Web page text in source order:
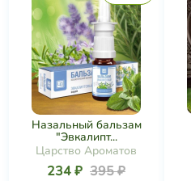
Назальный бальзам
"Эвкалипт...
Царство Ароматов
234 ₽ 395 ₽